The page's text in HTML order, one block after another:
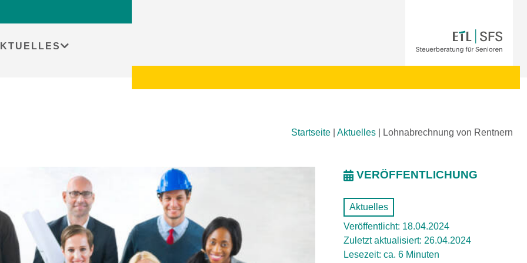
Startseite Aktuelles Lohnabrechnung von Rentnern
VERÖFFENTLICHUNG
Aktuelles
Veröffentlicht: 18.04.2024
Zuletzt aktualisiert: 26.04.2024
Lesezeit: ca. 6 Minuten